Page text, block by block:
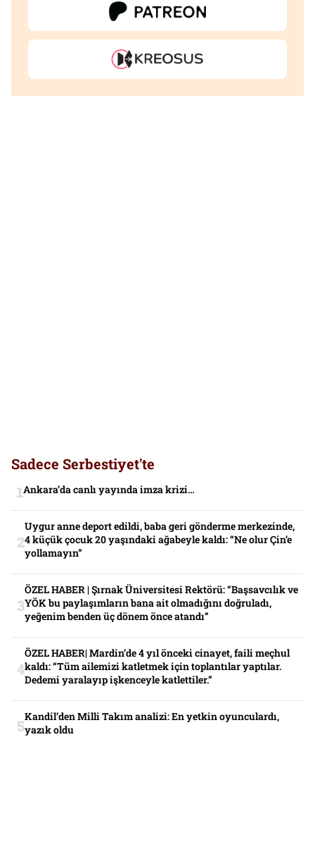
Sadece Serbestiyet'te
Ankara’da canlı yayında imza krizi…
Uygur anne deport edildi, baba geri gönderme merkezinde,
4 küçük çocuk 20 yaşındaki ağabeyle kaldı: “Ne olur Çin’e
yollamayın”
ÖZEL HABER | Şırnak Üniversitesi Rektörü: “Başsavcılık ve
YÖK bu paylaşımların bana ait olmadığını doğruladı,
yeğenim benden üç dönem önce atandı”
ÖZEL HABER| Mardin’de 4 yıl önceki cinayet, faili meçhul
kaldı: “Tüm ailemizi katletmek için toplantılar yaptılar.
Dedemi yaralayıp işkenceyle katlettiler.”
Kandil’den Milli Takım analizi: En yetkin oyunculardı,
yazık oldu